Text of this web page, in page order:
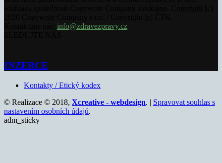
info@zdravezpravy.cz
INZERCE
Kontakty / Etický kodex
© Realizace © 2018, Xcreative - webdesign. | Spravovat souhlas s
nastavením osobních údajů.
adm_sticky